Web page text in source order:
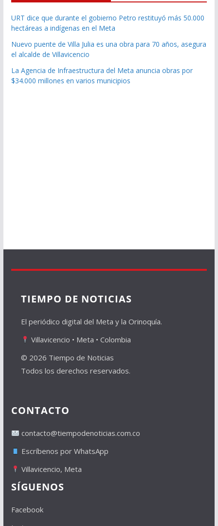
URT dice que durante el gobierno Petro restituyó más 50.000
hectáreas a indígenas en el Meta
Nuevo puente de Villa Julia es una obra para 70 años, asegura
el alcalde de Villavicencio
La Agencia de Infraestructura del Meta anuncia obras por
$34.000 millones en varios municipios
TIEMPO DE NOTICIAS
El periódico digital del Meta y la Orinoquía.
Villavicencio • Meta • Colombia
© 2026 Tiempo de Noticias
Todos los derechos reservados.
CONTACTO
contacto@tiempodenoticias.com.co
Escríbenos por WhatsApp
Villavicencio, Meta
SÍGUENOS
Facebook